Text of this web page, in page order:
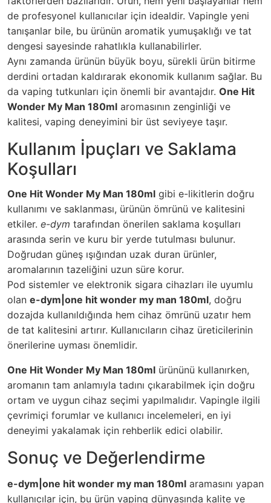
de profesyonel kullanıcılar için idealdir. Vapingle yeni
tanışanlar bile, bu ürünün aromatik yumuşaklığı ve tat
dengesi sayesinde rahatlıkla kullanabilirler.
Aynı zamanda ürünün büyük boyu, sürekli ürün bitirme
derdini ortadan kaldırarak ekonomik kullanım sağlar. Bu
da vaping tutkunları için önemli bir avantajdır. One Hit
Wonder My Man 180ml aromasının zenginliği ve
kalitesi, vaping deneyimini bir üst seviyeye taşır.
Kullanım İpuçları ve Saklama
Koşulları
One Hit Wonder My Man 180ml gibi e-likitlerin doğru
kullanımı ve saklanması, ürünün ömrünü ve kalitesini
etkiler. e-dym tarafından önerilen saklama koşulları
arasında serin ve kuru bir yerde tutulması bulunur.
Doğrudan güneş ışığından uzak duran ürünler,
aromalarının tazeliğini uzun süre korur.
Pod sistemler ve elektronik sigara cihazları ile uyumlu
olan e-dym|one hit wonder my man 180ml, doğru
dozajda kullanıldığında hem cihaz ömrünü uzatır hem
de tat kalitesini artırır. Kullanıcıların cihaz üreticilerinin
önerilerine uyması önemlidir.
One Hit Wonder My Man 180ml ürününü kullanırken,
aromanın tam anlamıyla tadını çıkarabilmek için doğru
ortam ve uygun cihaz seçimi yapılmalıdır. Vapingle ilgili
çevrimiçi forumlar ve kullanıcı incelemeleri, en iyi
deneyimi yakalamak için rehberlik edici olabilir.
Sonuç ve Değerlendirme
e-dym|one hit wonder my man 180ml aramasını yapan
kullanıcılar için, bu ürün vaping dünyasında kalite ve